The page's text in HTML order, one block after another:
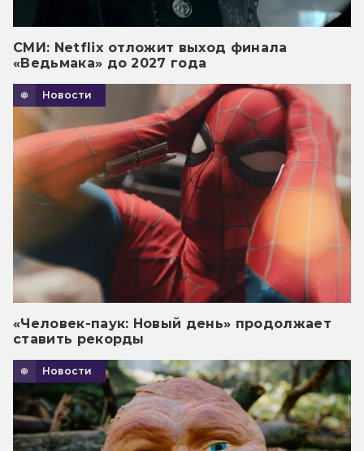
СМИ: Netflix отложит выход финала
«Ведьмака» до 2027 года
Новости
«Человек-паук: Новый день» продолжает
ставить рекорды
Новости